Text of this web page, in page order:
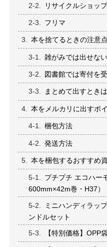
リサイクルショップ
フリマ
本を捨てるときの注意点
雑がみでは出せな
図書館では寄付を
まとめて出すとき
本をメルカリに出すポ
梱包方法
発送方法
本を梱包するおすすめ
プチプチ エコハー
600mm×42m巻・H37）
ミニハンディラッ
ンドルセット
【特別価格】OPP